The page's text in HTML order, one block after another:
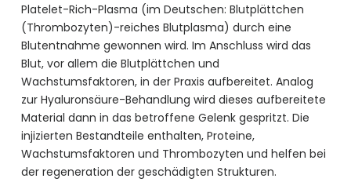
Platelet-Rich-Plasma (im Deutschen: Blutplättchen
(Thrombozyten)-reiches Blutplasma) durch eine
Blutentnahme gewonnen wird. Im Anschluss wird das
Blut, vor allem die Blutplättchen und
Wachstumsfaktoren, in der Praxis aufbereitet. Analog
zur Hyaluronsäure-Behandlung wird dieses aufbereitete
Material dann in das betroffene Gelenk gespritzt. Die
injizierten Bestandteile enthalten, Proteine,
Wachstumsfaktoren und Thrombozyten und helfen bei
der regeneration der geschädigten Strukturen.